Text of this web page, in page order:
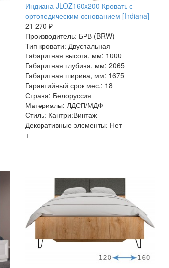
Индиана JLOZ160x200 Кровать с
ортопедическим основанием [Indiana]
21 270 ₽
Производитель: БРВ (BRW)
Тип кровати: Двуспальная
Габаритная высота, мм: 1000
Габаритная глубина, мм: 2065
Габаритная ширина, мм: 1675
Гарантийный срок мес.: 18
Страна: Белоруссия
Материалы: ЛДСП/МДФ
Стиль: Кантри:Винтаж
Декоративные элементы: Нет
+